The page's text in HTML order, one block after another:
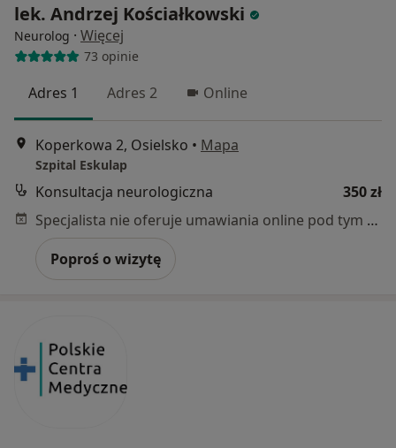
lek. Andrzej Kościałkowski
Neurolog · Więcej
73 opinie
Adres 1 Adres 2 Online
Koperkowa 2, Osielsko • Mapa
Szpital Eskulap
Konsultacja neurologiczna
350 zł
Specjalista nie oferuje umawiania online pod tym adresem.
Poproś o wizytę